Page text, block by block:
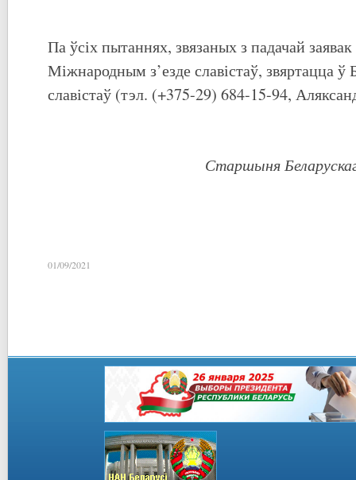
Па ўсіх пытаннях, звязаных з падачай
Міжнародным з’езде славістаў, звяртацца ў
славістаў (тэл. (+375-29) 684-15-94,
Старшыня
01/09/2021